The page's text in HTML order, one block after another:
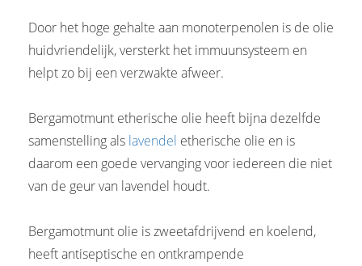
Door het hoge gehalte aan monoterpenolen is de olie
huidvriendelijk, versterkt het immuunsysteem en
helpt zo bij een verzwakte afweer.
Bergamotmunt etherische olie heeft bijna dezelfde
samenstelling als lavendel etherische olie en is
daarom een goede vervanging voor iedereen die niet
van de geur van lavendel houdt.
Bergamotmunt olie is zweetafdrijvend en koelend,
heeft antiseptische en ontkrampende